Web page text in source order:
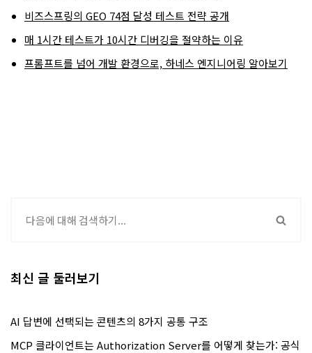
비즈스프링의 GEO 74점 달성 테스트 전략 공개
매 1시간 테스트가 10시간 디버깅을 절약하는 이유
프롬프트를 넘어 개발 환경으로, 하네스 엔지니어링 알아보기
최신 글 둘러보기
AI 답변에 선택되는 콘텐츠의 8가지 공통 구조
MCP 클라이언트는 Authorization Server를 어떻게 찾는가: 공식